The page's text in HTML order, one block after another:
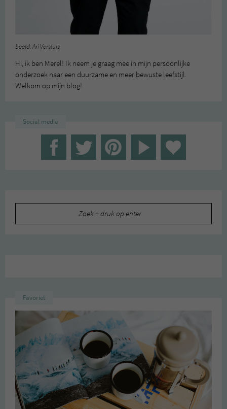
beeld: Ari Versluis
Hi, ik ben Merel! Ik neem je graag mee in mijn persoonlijke
onderzoek naar een duurzame en meer bewuste leefstijl.
Welkom op mijn blog!
Social media
Favoriet